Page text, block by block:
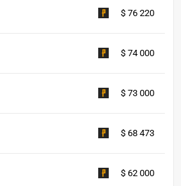
$ 76 220
$ 74 000
$ 73 000
$ 68 473
$ 62 000